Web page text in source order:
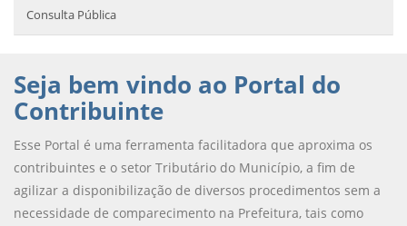
Consulta Pública
Seja bem vindo ao Portal do
Contribuinte
Esse Portal é uma ferramenta facilitadora que aproxima os
contribuintes e o setor Tributário do Município, a fim de
agilizar a disponibilização de diversos procedimentos sem a
necessidade de comparecimento na Prefeitura, tais como